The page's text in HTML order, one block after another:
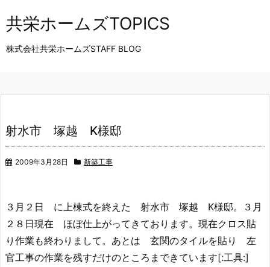
共栄ホームズTOPICS
株式会社共栄ホームズSTAFF BLOG
射水市 塚越 K様邸
2009年3月28日 新築工事
３月２日 に上棟式を終えた 射水市 塚越 K様邸。３月
２８日現在 ほぼ仕上がってきております。現在クロス貼
り作業も終わりまして。あとは 玄関のタイルを貼り 左
官工事の作業を残すだけのところまできています[:工具:]